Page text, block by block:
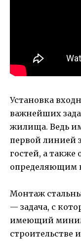
Установка
важнейших
жилища. Ведь
первой линией
гостей, а также
определяющим
Монтаж
— задача, с
имеющий
строительстве